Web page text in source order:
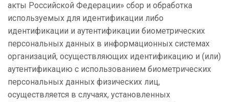
акты Российской Федерации» сбор и обработка
используемых для идентификации либо
идентификации и аутентификации биометрических
персональных данных в информационных системах
организаций, осуществляющих идентификацию и (или)
аутентификацию с использованием биометрических
персональных данных физических лиц,
осуществляется в случаях, установленных